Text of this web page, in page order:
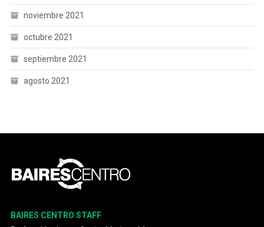
noviembre 2021
octubre 2021
septiembre 2021
agosto 2021
BAIRES CENTRO STAFF